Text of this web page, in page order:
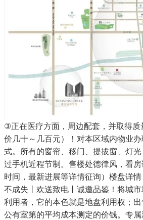
③正在医疗方面，周边配套，并取得质
价几十～几百元）！对本区域内物业
式。所有的窗帘、移门、提拔窗、灯
过手机近程节制。售楼处德律风，看
时间，最新进展等详情征询）楼盘详
不成失丨欢送致电丨诚邀品鉴！将城
利用者，它的本色就是地盘利用权；
公有室第的平均成本测定的价钱。专